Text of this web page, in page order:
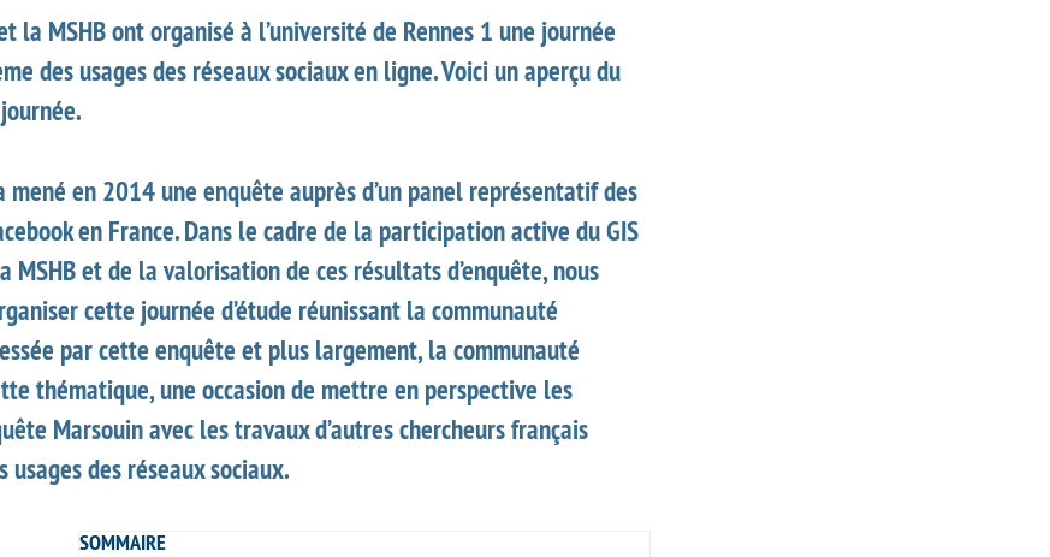
la MSHB ont organisé à l’université de Rennes 1 une journée
des usages des réseaux sociaux en ligne. Voici un aperçu du
mené en 2014 une enquête auprès d’un panel représentatif des
en France. Dans le cadre de la participation active du GIS
MSHB et de la valorisation de ces résultats d’enquête, nous
cette journée d’étude réunissant la communauté
par cette enquête et plus largement, la communauté
thématique, une occasion de mettre en perspective les
Marsouin avec les travaux d’autres chercheurs français
des réseaux sociaux.
SOMMAIRE